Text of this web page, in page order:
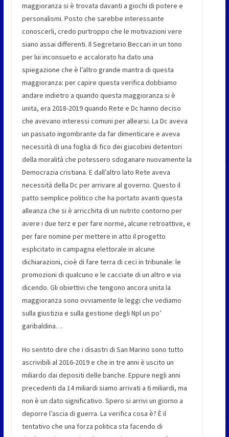
maggioranza si è trovata davanti a giochi di potere e
personalismi. Posto che sarebbe interessante
conoscerli, credo purtroppo che le motivazioni vere
siano assai differenti. Il Segretario Beccari in un tono
per lui inconsueto e accalorato ha dato una
spiegazione che è l’altro grande mantra di questa
maggioranza: per capire questa verifica dobbiamo
andare indietro a quando questa maggioranza si è
unita, era 2018-2019 quando Rete e Dc hanno deciso
che avevano interessi comuni per allearsi. La Dc aveva
un passato ingombrante da far dimenticare e aveva
necessità di una foglia di fico dei giacobini detentori
della moralità che potessero sdoganare nuovamente la
Democrazia cristiana. E dall’altro lato Rete aveva
necessità della Dc per arrivare al governo. Questo il
patto semplice politico che ha portato avanti questa
alleanza che si è arricchita di un nutrito contorno per
avere i due terz e per fare norme, alcune retroattive, e
per fare nomine per mettere in atto il progetto
esplicitato in campagna elettorale in alcune
dichiarazioni, cioè di fare terra di ceci in tribunale: le
promozioni di qualcuno e le cacciate di un altro e via
dicendo. Gli obiettivi che tengono ancora unita la
maggioranza sono ovviamente le leggi che vediamo
sulla giustizia e sulla gestione degli Npl un po’
garibaldina…
Ho sentito dire che i disastri di San Marino sono tutto
ascrivibili al 2016-2019 e che in tre anni è uscito un
miliardo dai depositi delle banche. Eppure negli anni
precedenti da 14 miliardi siamo arrivati a 6 miliardi, ma
non è un dato significativo. Spero si arrivi un giorno a
deporre l’ascia di guerra. La verifica cosa è? È il
tentativo che una forza politica sta facendo di